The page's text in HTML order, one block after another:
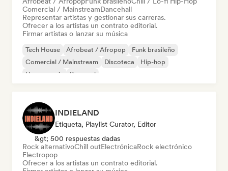
Comercial / MainstreamDancehall
Representar artistas y gestionar sus carreras.
Ofrecer a los artistas un contrato editorial.
Firmar artistas o lanzar su música
Tech House Afrobeat / Afropop
Funk brasileño
Comercial / Mainstream
Discoteca
Hip-hop
House music
Pop soul
INDIELAND
Etiqueta, Playlist Curator, Editor
&gt; 500 respuestas dadas
Rock alternativoChill outElectrónicaRock electrónico
Electropop
Ofrecer a los artistas un contrato editorial.